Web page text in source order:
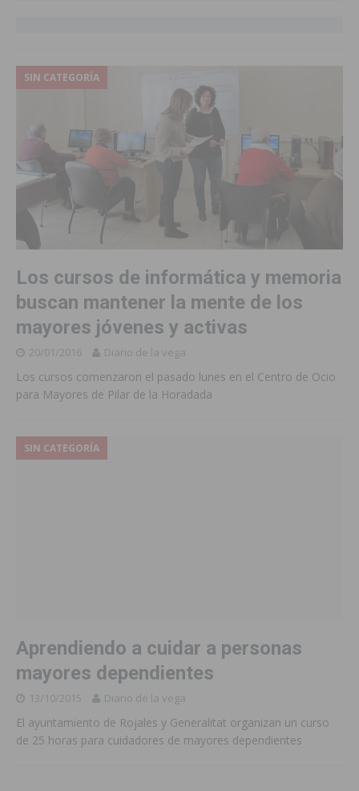
SIN CATEGORÍA
Los cursos de informática y memoria
buscan mantener la mente de los
mayores jóvenes y activas
20/01/2016 Diario de la vega
Los cursos comenzaron el pasado lunes en el Centro de Ocio
para Mayores de Pilar de la Horadada
SIN CATEGORÍA
Aprendiendo a cuidar a personas
mayores dependientes
13/10/2015 Diario de la vega
El ayuntamiento de Rojales y Generalitat organizan un curso
de 25 horas para cuidadores de mayores dependientes